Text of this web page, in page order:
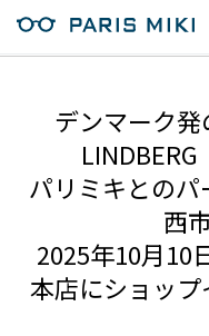
デンマーク
パリミキとの
西
2025年10月10
本店にショッ